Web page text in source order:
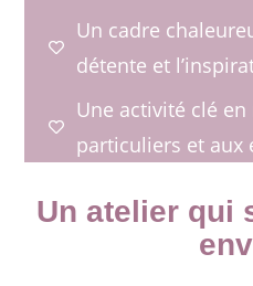
Un cadre
détente et
Une activité clé
particuliers et aux
Un atelier qui